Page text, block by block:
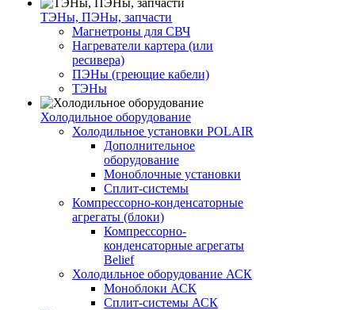
ТЭНы, ПЭНы, запчасти
Магнетроны для СВЧ
Нагреватели картера (или
ресивера)
ПЭНы (греющие кабели)
ТЭНы
Холодильное оборудование
Холодильное установки POLAIR
Дополнительное
оборудование
Моноблочные установки
Сплит-системы
Компрессорно-конденсаторные
агрегаты (блоки)
Компрессорно-
конденсаторные агрегаты
Belief
Холодильное оборудование АСК
Моноблоки АСК
Сплит-системы АСК